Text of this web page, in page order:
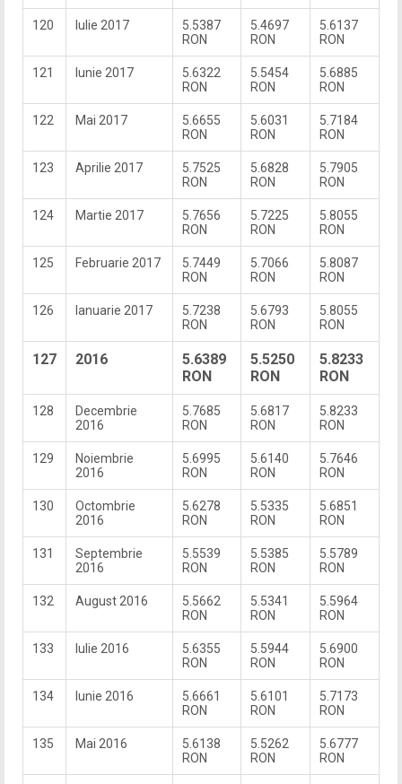
120 Iulie 2017
5.5387
RON
5.4697
RON
5.6137
RON
121 Iunie 2017
5.6322
RON
5.5454
RON
5.6885
RON
122 Mai 2017
5.6655
RON
5.6031
RON
5.7184
RON
123 Aprilie 2017
5.7525
RON
5.6828
RON
5.7905
RON
124 Martie 2017
5.7656
RON
5.7225
RON
5.8055
RON
125 Februarie 2017
5.7449
RON
5.7066
RON
5.8087
RON
126 Ianuarie 2017
5.7238
RON
5.6793
RON
5.8055
RON
127 2016
5.6389
RON
5.5250
RON
5.8233
RON
128
Decembrie
2016
5.7685
RON
5.6817
RON
5.8233
RON
129
Noiembrie
2016
5.6995
RON
5.6140
RON
5.7646
RON
130
Octombrie
2016
5.6278
RON
5.5335
RON
5.6851
RON
131
Septembrie
2016
5.5539
RON
5.5385
RON
5.5789
RON
132 August 2016
5.5662
RON
5.5341
RON
5.5964
RON
133 Iulie 2016
5.6355
RON
5.5944
RON
5.6900
RON
134 Iunie 2016
5.6661
RON
5.6101
RON
5.7173
RON
135 Mai 2016
5.6138
RON
5.5262
RON
5.6777
RON